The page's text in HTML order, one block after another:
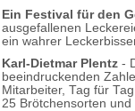
Ein Festival für den
ausgefallenen
ein wahrer
Karl-Dietmar Plentz -
beeindruckenden
Mitarbeiter, Tag für
25 Brötchensorten